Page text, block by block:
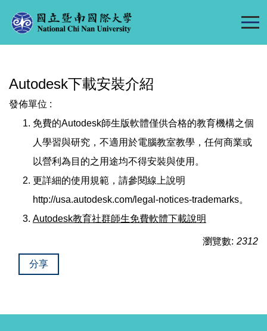
到
容
Autodesk下載安裝介紹
發佈單位 :
免費的Autodesk師生版軟體僅供合格的教育機構之個
人學習與研究，不適用於電腦教室教學，任何商業或
以營利為目的之用途均不得安裝與使用。
更詳細的使用規範，請參閱線上說明
http://usa.autodesk.com/legal-notices-trademarks。
Autodesk教育社群師生免費軟體下載說明
瀏覽數: 2312
分享